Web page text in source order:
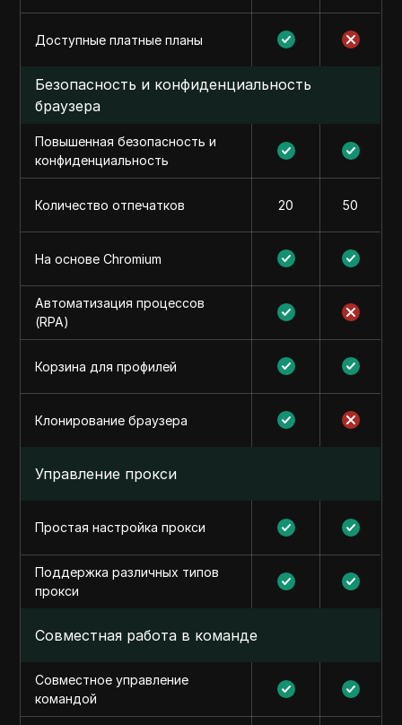
Доступные платные планы
Безопасность и конфиденциальность
браузера
Повышенная безопасность и
конфиденциальность
Количество отпечатков 20 50
На основе Chromium
Автоматизация процессов
(RPA)
Корзина для профилей
Клонирование браузера
Управление прокси
Простая настройка прокси
Поддержка различных типов
прокси
Совместная работа в команде
Совместное управление
командой